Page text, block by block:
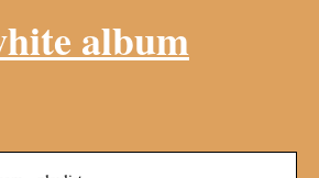
album